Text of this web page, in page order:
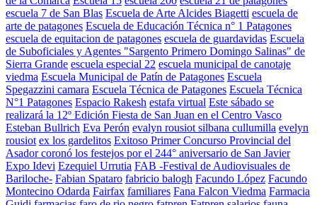
escuela 7 de San Blas Escuela de Arte Alcides Biagetti escuela de
arte de patagones Escuela de Educación Técnica n° 1 Patagones
escuela de equitacion de patagones escuela de guardavidas Escuela
de Suboficiales y Agentes "Sargento Primero Domingo Salinas" de
Sierra Grande escuela especial 22 escuela municipal de canotaje
viedma Escuela Municipal de Patín de Patagones Escuela
Spegazzini camara Escuela Técnica de Patagones Escuela Técnica
N°1 Patagones Espacio Rakesh estafa virtual Este sábado se
realizará la 12º Edición Fiesta de San Juan en el Centro Vasco
Esteban Bullrich Eva Perón evalyn rousiot silbana cullumilla evelyn
rousiot ex los gardelitos Exitoso Primer Concurso Provincial del
Asador coronó los festejos por el 244° aniversario de San Javier
Expo Idevi Ezequiel Urrutia FAB -Festival de Audiovisuales de
Bariloche- Fabian Spataro fabricio balogh Facundo López Facundo
Montecino Odarda Fairfax familiares Fana Falcon Viedma Farmacia